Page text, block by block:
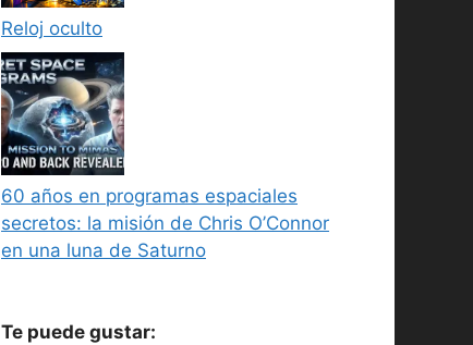
Reloj oculto
60 años en programas espaciales
secretos: la misión de Chris O’Connor
en una luna de Saturno
Te puede gustar: